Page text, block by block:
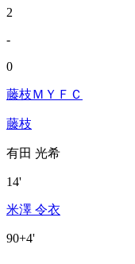
2
-
0
藤枝ＭＹＦＣ
藤枝
有田 光希
14'
米澤 令衣
90+4'